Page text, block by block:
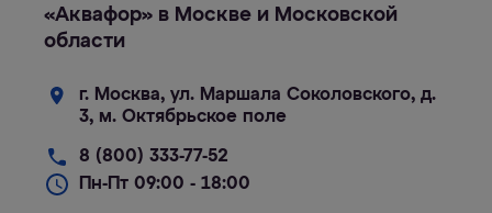
«Аквафор» в Москве и Московской
области
г. Москва, ул. Маршала Соколовского, д.
3, м. Октябрьское поле
8 (800) 333-77-52
Пн-Пт 09:00 - 18:00